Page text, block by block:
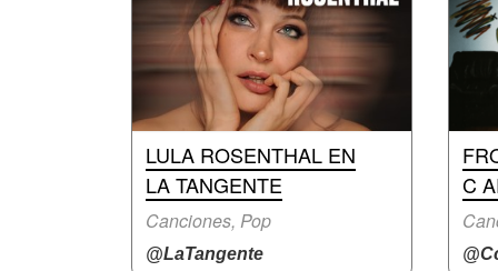
LULA ROSENTHAL EN
LA TANGENTE
Canciones, Pop
@LaTangente
C